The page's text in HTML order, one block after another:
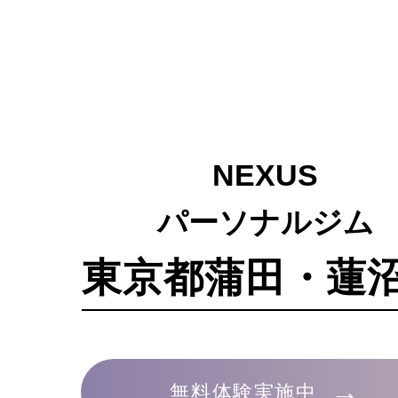
NEXUS
パーソナルジム
東京都蒲田・蓮
無料体験実施中